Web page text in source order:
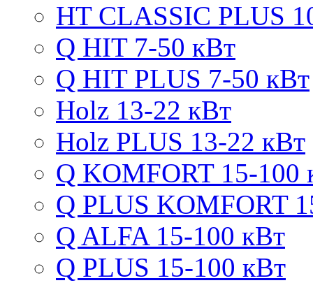
HT CLASSIC PLUS
Q HIT 7-50 кВт
Q HIT PLUS 7-50 кВт
Holz 13-22 кВт
Holz PLUS 13-22 кВт
Q KOMFORT 15-100
Q PLUS KOMFORT
Q ALFA 15-100 кВт
Q PLUS 15-100 кВт